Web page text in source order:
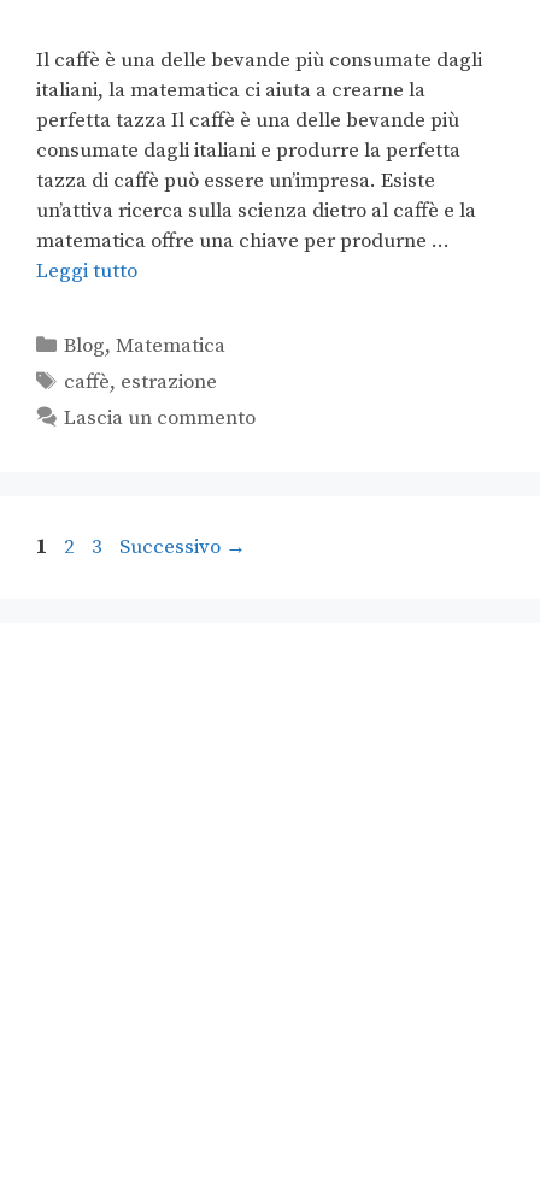
Il caffè è una delle bevande più consumate dagli
italiani, la matematica ci aiuta a crearne la
perfetta tazza Il caffè è una delle bevande più
consumate dagli italiani e produrre la perfetta
tazza di caffè può essere un’impresa. Esiste
un’attiva ricerca sulla scienza dietro al caffè e la
matematica offre una chiave per produrne …
Leggi tutto
Blog,Matematica
caffè, estrazione
Lascia un commento
1 2 3 Successivo →